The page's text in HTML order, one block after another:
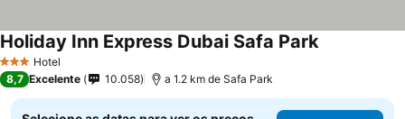
3 EstrelasHotel
Holiday Inn Express Dubai Safa Park
8,7 Excelente 10.058 a 1.2 km de Safa Park